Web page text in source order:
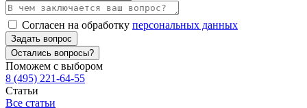
Согласен на обработку персональных данных
Задать вопрос
Остались вопросы?
Поможем с выбором
8 (495) 221-64-55
Статьи
Все статьи